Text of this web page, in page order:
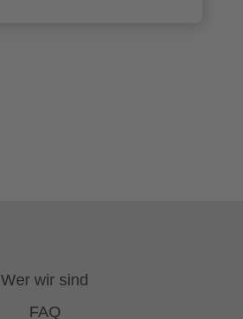
Wer wir sind
FAQ